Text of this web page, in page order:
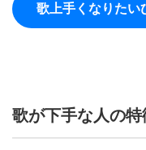
歌上手くなりたい
歌が下手な人の特